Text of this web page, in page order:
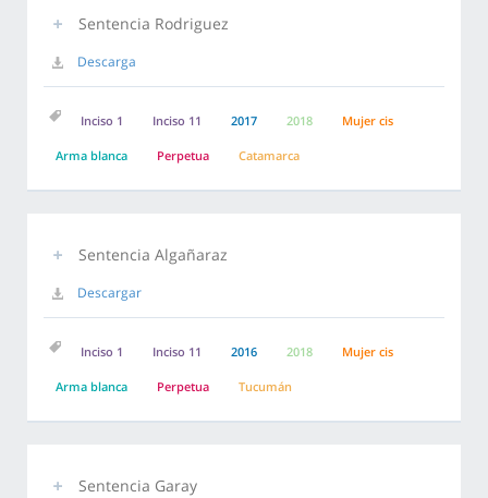
Sentencia Rodriguez
Descarga
Inciso 1 Inciso 11 2017 2018 Mujer cis
Arma blanca Perpetua Catamarca
Sentencia Algañaraz
Descargar
Inciso 1 Inciso 11 2016 2018 Mujer cis
Arma blanca Perpetua Tucumán
Sentencia Garay